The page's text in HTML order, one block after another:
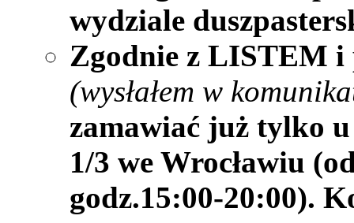
wydziale
Zgodnie z LISTEM i
(wysłałem w
zamawiać już tylko u
1/3 we Wrocławiu
godz.15:00-20:00).